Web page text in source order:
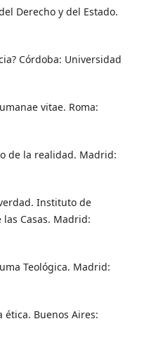
Derecho y del Estado.
Córdoba: Universidad
vitae. Roma:
de la realidad. Madrid:
Instituto de
Casas. Madrid:
Teológica. Madrid:
ética. Buenos Aires: